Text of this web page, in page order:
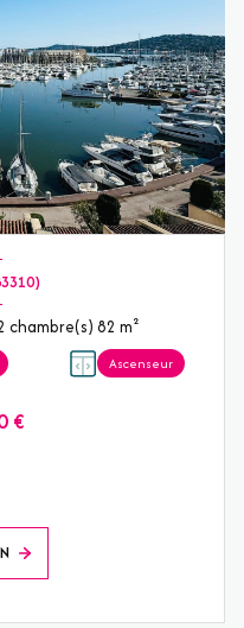
Appartement 3 pièce(s) 2 chambre(s) 82 m²
Ascenseur
€